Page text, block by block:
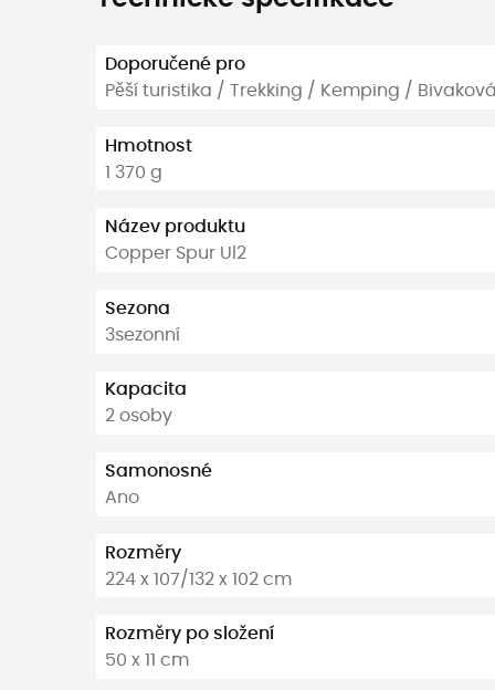
Doporučené pro
Pěší turistika / Trekking / Kemping /
Hmotnost
1 370 g
Název produktu
Copper Spur Ul2
Sezona
3sezonní
Kapacita
2 osoby
Samonosné
Ano
Rozměry
224 x 107/132 x 102 cm
Rozměry po složení
50 x 11 cm